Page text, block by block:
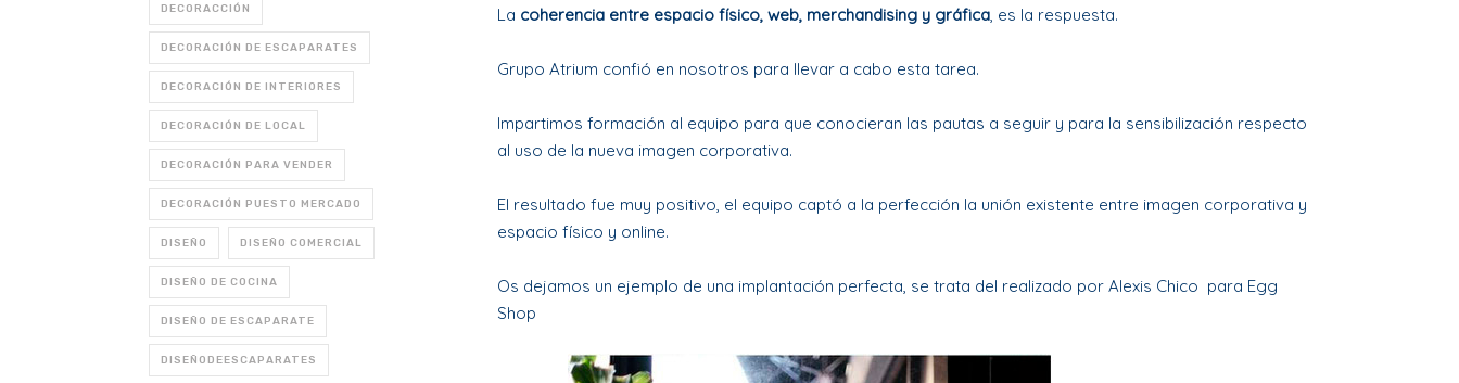
DECORACCIÓN
DECORACIÓN DE ESCAPARATES
DECORACIÓN DE INTERIORES
DECORACIÓN DE LOCAL
DECORACIÓN PARA VENDER
DECORACIÓN PUESTO MERCADO
DISEÑO DISEÑO COMERCIAL
DISEÑO DE COCINA
DISEÑO DE ESCAPARATE
DISEÑODEESCAPARATES
La coherencia entre espacio físico, web, merchandising y gráfica , es la respuesta.
Grupo Atrium confió en nosotros para llevar a cabo esta tarea.
Impartimos formación al equipo para que conocieran las pautas a seguir y para la sensibilización respecto
al uso de la nueva imagen corporativa.
El resultado fue muy positivo, el equipo captó a la perfección la unión existente entre imagen corporativa y
espacio físico y online.
Os dejamos un ejemplo de una implantación perfecta, se trata del realizado por Alexis Chico para Egg
Shop